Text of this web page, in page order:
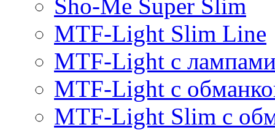
Sho-Me Super Slim
MTF-Light Slim Line
MTF-Light с
MTF-Light с
MTF-Light Slim с